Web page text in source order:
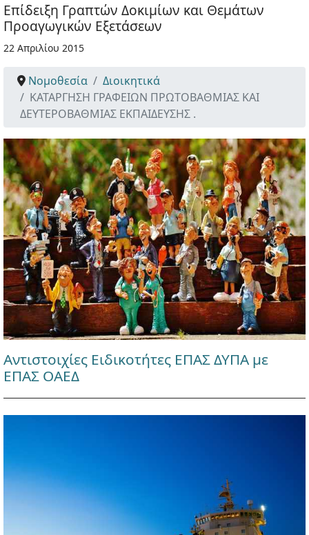
Επίδειξη Γραπτών Δοκιμίων και Θεμάτων
Προαγωγικών Εξετάσεων
22 Απριλίου 2015
Νομοθεσία
Διοικητικά
ΚΑΤΑΡΓΗΣΗ ΓΡΑΦΕΙΩΝ ΠΡΩΤΟΒΑΘΜΙΑΣ ΚΑΙ
ΔΕΥΤΕΡΟΒΑΘΜΙΑΣ ΕΚΠΑΙΔΕΥΣΗΣ .
Αντιστοιχίες Ειδικοτήτες ΕΠΑΣ ΔΥΠΑ με
ΕΠΑΣ ΟΑΕΔ